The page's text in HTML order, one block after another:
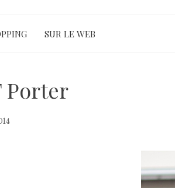
SUR LE WEB
Porter